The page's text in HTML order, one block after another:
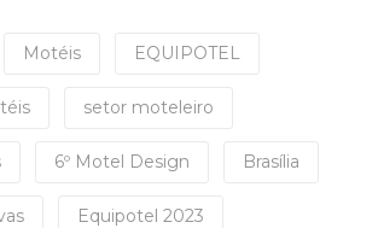
Motéis EQUIPOTEL
setor moteleiro
6º Motel Design Brasília
Equipotel 2023